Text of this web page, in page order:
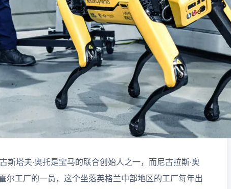
塔夫·奥托是宝马的联合创始人之一，而尼古拉斯·奥
工厂的一员，这个坐落英格兰中部地区的工厂每年出